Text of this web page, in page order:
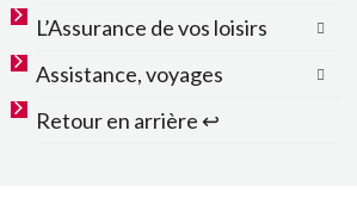
L’Assurance de vos loisirs
Assistance, voyages
Retour en arrière ↩